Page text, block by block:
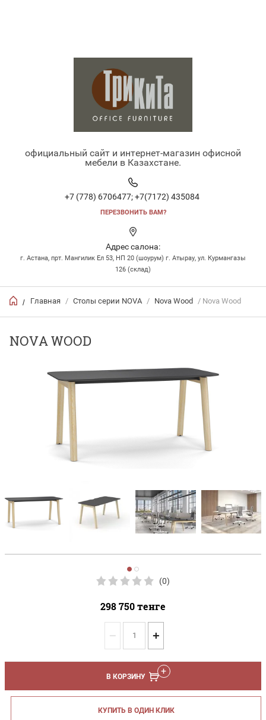
официальный сайт и интернет-магазин офисной
мебели в Казахстане.
+7 (778) 6706477;+7(7172) 435084
ПЕРЕЗВОНИТЬ ВАМ?
Адрес салона:
г. Астана, прт. Мангилик Ел 53, НП 20 (шоурум) г. Атырау, ул. Курмангазы
126 (склад)
/ Главная / Столы серии NOVA / Nova Wood / Nova Wood
NOVA WOOD
(0)
298 750тенге
− +
В КОРЗИНУ
КУПИТЬ В ОДИН КЛИК